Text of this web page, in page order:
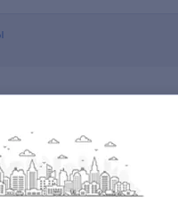
покупают
ФеныСмартфоны